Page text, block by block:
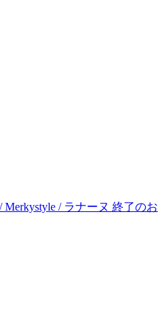
Merkystyle / ラナーヌ 終了のお